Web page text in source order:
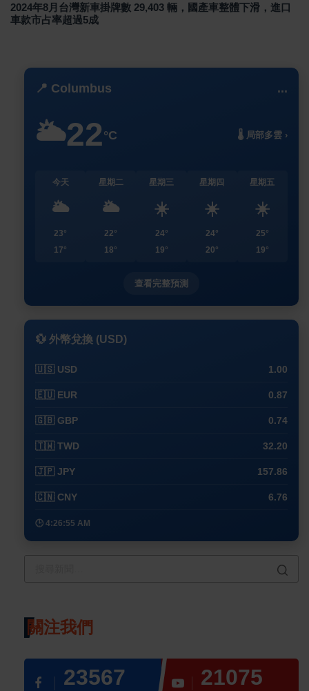
2024年8月台灣新車掛牌數 29,403 輛，國產車整體下滑，進口
車款市占率超過5成
📍 Columbus ...
🌥️22°C 🌡️ 局部多雲 ›
今天
🌥️
23°
17°
星期二
🌥️
22°
18°
星期三
☀️
24°
19°
星期四
☀️
24°
20°
星期五
☀️
25°
19°
查看完整預測
💱 外幣兌換 (USD)
🇺🇸 USD 1.00
🇪🇺 EUR 0.87
🇬🇧 GBP 0.74
🇹🇼 TWD 32.20
🇯🇵 JPY 157.86
🇨🇳 CNY 6.76
🕒 4:26:55 AM
關注我們
23567 21075